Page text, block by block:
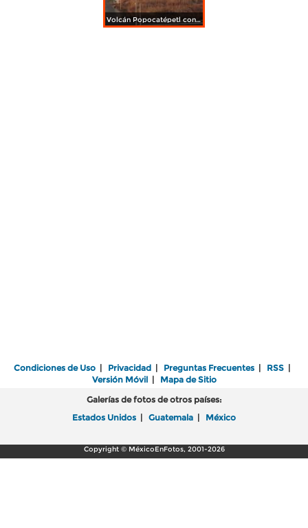
Volcán Popocatépetl con fumarola. Marzo/2015
Condiciones de Uso | Privacidad | Preguntas Frecuentes | RSS |
Versión Móvil| Mapa de Sitio
Galerías de fotos de otros países:
Estados Unidos | Guatemala | México
Copyright © MéxicoEnFotos, 2001-2026